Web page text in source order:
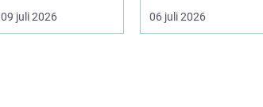
från botten av en...
09 juli 2026
grus, slask, stark
so...
06 juli 2026